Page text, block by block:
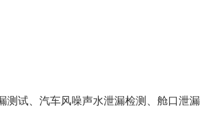
测试、汽车风噪声水泄漏检测、舱口泄漏